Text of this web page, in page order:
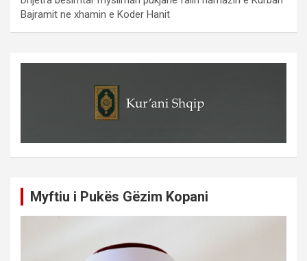
Bajramit ne xhamin e Koder Hanit
Myftiu i Pukës Gëzim Kopani